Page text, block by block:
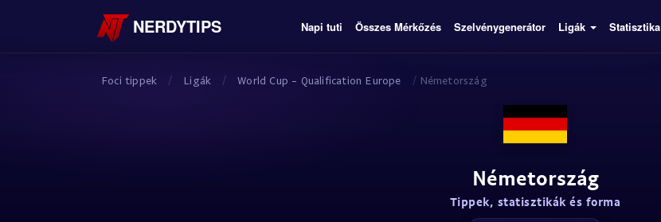
NERDYTIPS Napi tuti Összes Mérkőzés Szelvénygenerátor Ligák Statisztika
Foci tippek / Ligák / World Cup - Qualification Europe / Németország
Németország
Tippek, statisztikák és forma